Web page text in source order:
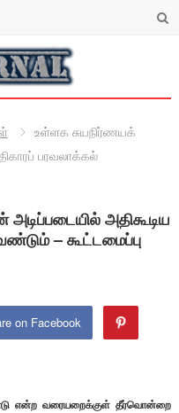
உள்ளக சுயநிர்ணயக்
பரவலாக்கல்
அதிகூடிய
– கூட்டமைப்பு
on Facebook
நாடு என்ற வரையறைக்குள் தீர்வொன்றை